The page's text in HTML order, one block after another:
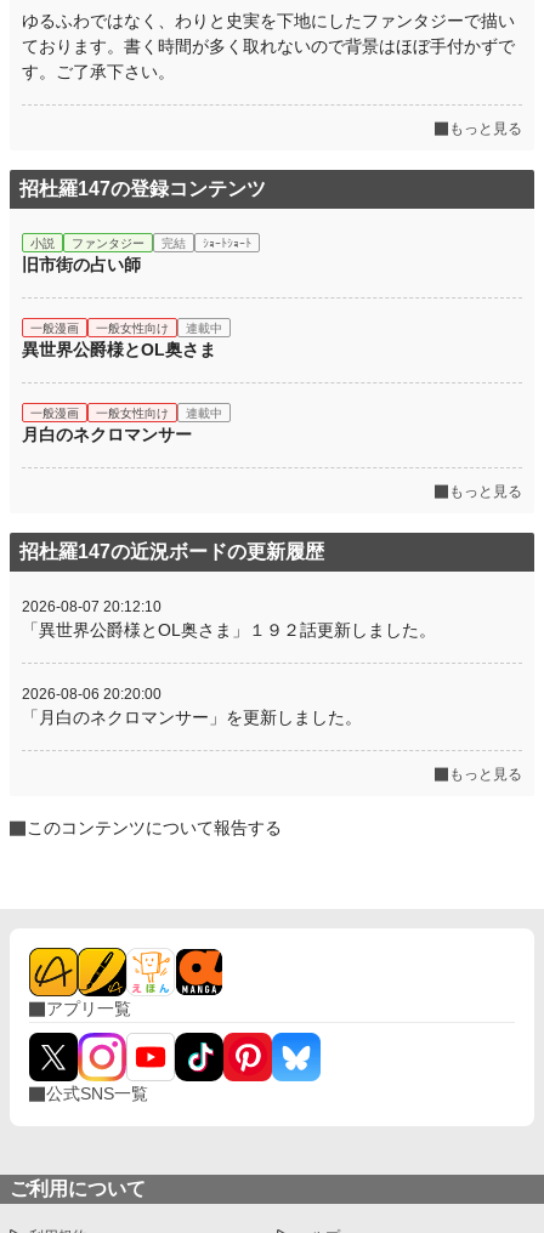
ゆるふわではなく、わりと史実を下地にしたファンタジーで描い
ております。書く時間が多く取れないので背景はほぼ手付かずで
す。ご了承下さい。
もっと見る
招杜羅147の登録コンテンツ
小説 ファンタジー 完結 ｼｮｰﾄｼｮｰﾄ
旧市街の占い師
一般漫画 一般女性向け 連載中
異世界公爵様とOL奥さま
一般漫画 一般女性向け 連載中
月白のネクロマンサー
もっと見る
招杜羅147の近況ボードの更新履歴
2026-08-07 20:12:10
「異世界公爵様とOL奥さま」１９２話更新しました。
2026-08-06 20:20:00
「月白のネクロマンサー」を更新しました。
もっと見る
このコンテンツについて報告する
アプリ一覧
公式SNS一覧
ご利用について